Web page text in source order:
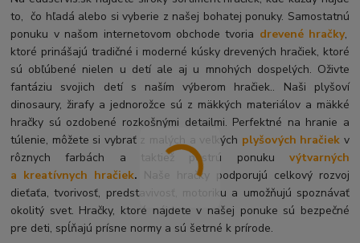
to, čo hľadá alebo si vyberie z našej bohatej ponuky. Samostatnú
ponuku v našom internetovom obchode tvoria drevené hračky,
ktoré prinášajú tradičné i moderné kúsky drevených hračiek, ktoré
sú obľúbené nielen u detí ale aj u mnohých dospelých. Oživte
fantáziu svojich detí s naším výberom hračiek.. Naši plyšoví
dinosaury, žirafy a jednorožce sú z mäkkých materiálov a mäkké
hračky sú ozdobené rozkošnými detailmi. Perfektné na hranie a
túlenie, môžete si vybrať z malých a veľkých plyšových hračiek v
rôznych farbách a taktiež pestrú ponuku výtvarných
a kreatívnych hračiek.
Naše hračky podporujú celkový rozvoj
dieťaťa, tvorivosť, predstavivosť, motoriku a umožňujú spoznávať
okolitý svet. Hračky, ktoré nájdete v našej ponuke sú bezpečné
pre deti, spĺňajú prísne normy a sú šetrné k prírode.